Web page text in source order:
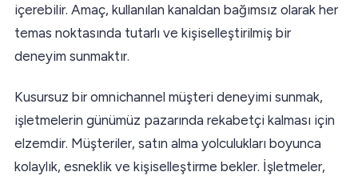
içerebilir. Amaç, kullanılan kanaldan bağımsız olarak her
temas noktasında tutarlı ve kişiselleştirilmiş bir
deneyim sunmaktır.
Kusursuz bir omnichannel müşteri deneyimi sunmak,
işletmelerin günümüz pazarında rekabetçi kalması için
elzemdir. Müşteriler, satın alma yolculukları boyunca
kolaylık, esneklik ve kişiselleştirme bekler. İşletmeler,